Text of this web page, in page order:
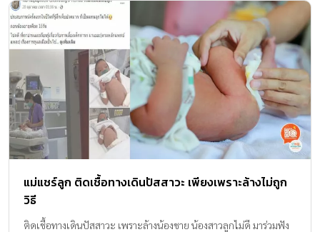
แม่แชร์ลูก ติดเชื้อทางเดินปัสสาวะ เพียงเพราะล้างไม่ถูก
วิธี
ติดเชื้อทางเดินปัสสาวะ เพราะล้างน้องชาย น้องสาวลูกไม่ดี มาร่วมฟัง